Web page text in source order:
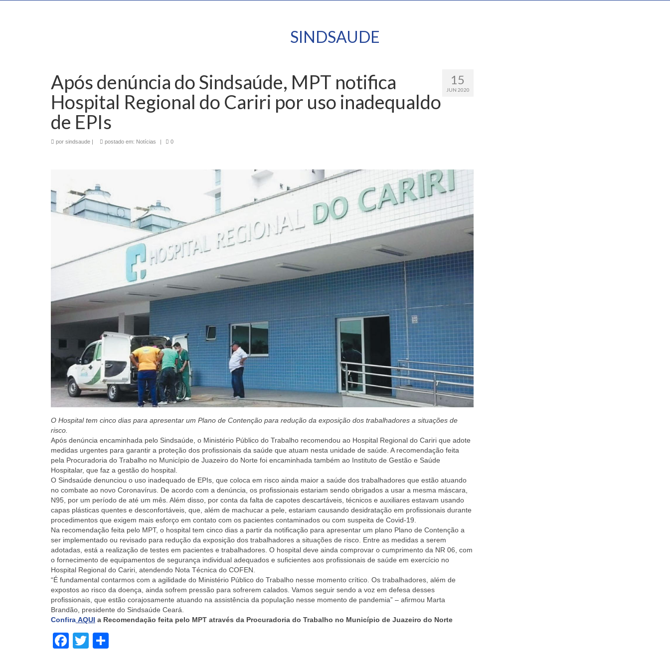
SINDSAUDE
15
JUN 2020
Após denúncia do Sindsaúde, MPT notifica
Hospital Regional do Cariri por uso inadequaldo
de EPIs
por sindsaude | postado em: Notícias | 0
O Hospital tem cinco dias para apresentar um Plano de Contenção para redução da exposição dos trabalhadores a situações de
risco.
Após denúncia encaminhada pelo Sindsaúde, o Ministério Público do Trabalho recomendou ao Hospital Regional do Cariri que adote
medidas urgentes para garantir a proteção dos profissionais da saúde que atuam nesta unidade de saúde. A recomendação feita
pela Procuradoria do Trabalho no Município de Juazeiro do Norte foi encaminhada também ao Instituto de Gestão e Saúde
Hospitalar, que faz a gestão do hospital.
O Sindsaúde denunciou o uso inadequado de EPIs, que coloca em risco ainda maior a saúde dos trabalhadores que estão atuando
no combate ao novo Coronavírus. De acordo com a denúncia, os profissionais estariam sendo obrigados a usar a mesma máscara,
N95, por um período de até um mês. Além disso, por conta da falta de capotes descartáveis, técnicos e auxiliares estavam usando
capas plásticas quentes e desconfortáveis, que, além de machucar a pele, estariam causando desidratação em profissionais durante
procedimentos que exigem mais esforço em contato com os pacientes contaminados ou com suspeita de Covid-19.
Na recomendação feita pelo MPT, o hospital tem cinco dias a partir da notificação para apresentar um plano Plano de Contenção a
ser implementado ou revisado para redução da exposição dos trabalhadores a situações de risco. Entre as medidas a serem
adotadas, está a realização de testes em pacientes e trabalhadores. O hospital deve ainda comprovar o cumprimento da NR 06, com
o fornecimento de equipamentos de segurança individual adequados e suficientes aos profissionais de saúde em exercício no
Hospital Regional do Cariri, atendendo Nota Técnica do COFEN.
“É fundamental contarmos com a agilidade do Ministério Público do Trabalho nesse momento crítico. Os trabalhadores, além de
expostos ao risco da doença, ainda sofrem pressão para sofrerem calados. Vamos seguir sendo a voz em defesa desses
profissionais, que estão corajosamente atuando na assistência da população nesse momento de pandemia” – afirmou Marta
Brandão, presidente do Sindsaúde Ceará.
Confira AQUI a Recomendação feita pelo MPT através da Procuradoria do Trabalho no Município de Juazeiro do Norte
Facebook
Twitter